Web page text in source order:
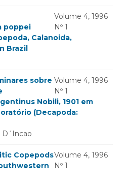
Volume 4, 1996
Nº 1
poppei
Calanoida,
Brazil
Volume 4, 1996
Nº 1
sobre
Nobili, 1901 em
(Decapoda:
D´Incao
Volume 4, 1996
Nº 1
Copepods